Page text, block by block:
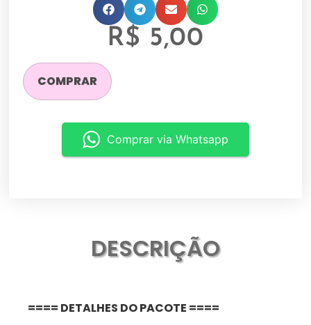
R$ 5,00
COMPRAR
Comprar via Whatsapp
DESCRIÇÃO
==== DETALHES DO PACOTE ====